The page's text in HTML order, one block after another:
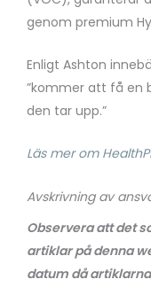
genom premium
Enligt Ashton
”kommer att få en
den tar upp.”
Läs mer om
Avskrivning av
Observera att det
artiklar på denna
datum då